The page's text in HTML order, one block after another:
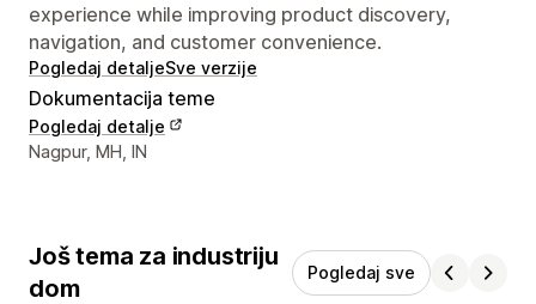
experience while improving product discovery,
navigation, and customer convenience.
Pogledaj detaljeSve verzije
Dokumentacija teme
Pogledaj detalje
Podaci za kontakt dizajnera
Nagpur, MH, IN
Još tema za industriju
dom
Pogledaj sve